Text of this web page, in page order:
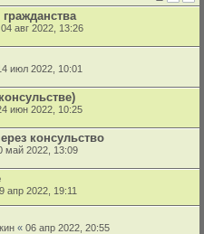
04 авг 2022, 13:26
июл 2022, 10:01
июн 2022, 10:25
консульство
май 2022, 13:09
апр 2022, 19:11
« 06 апр 2022, 20:55